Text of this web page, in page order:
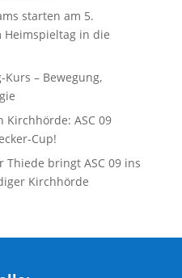
starten am 5.
in die
Kurs – Bewegung,
Kirchhörde: ASC 09
Cup!
Thiede bringt ASC 09 ins
Kirchhörde